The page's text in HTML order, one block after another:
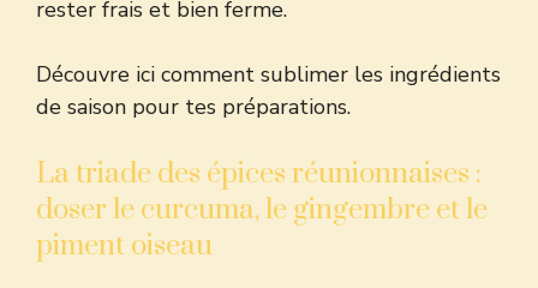
rester frais et bien ferme.
Découvre ici comment sublimer les ingrédients
de saison pour tes préparations.
La triade des épices réunionnaises :
doser le curcuma, le gingembre et le
piment oiseau